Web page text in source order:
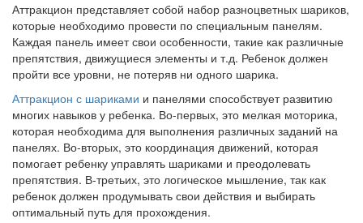
Аттракцион представляет собой набор разноцветных шариков,
которые необходимо провести по специальным панелям.
Каждая панель имеет свои особенности, такие как различные
препятствия, движущиеся элементы и т.д. Ребенок должен
пройти все уровни, не потеряв ни одного шарика.
Аттракцион с шариками и панелями способствует развитию
многих навыков у ребенка. Во-первых, это мелкая моторика,
которая необходима для выполнения различных заданий на
панелях. Во-вторых, это координация движений, которая
помогает ребенку управлять шариками и преодолевать
препятствия. В-третьих, это логическое мышление, так как
ребенок должен продумывать свои действия и выбирать
оптимальный путь для прохождения.